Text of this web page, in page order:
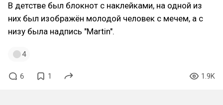
В детстве был блокнот с наклейками, на одной из
них был изображён молодой человек с мечем, а с
низу была надпись "Martin".
4
6 1 1.9K